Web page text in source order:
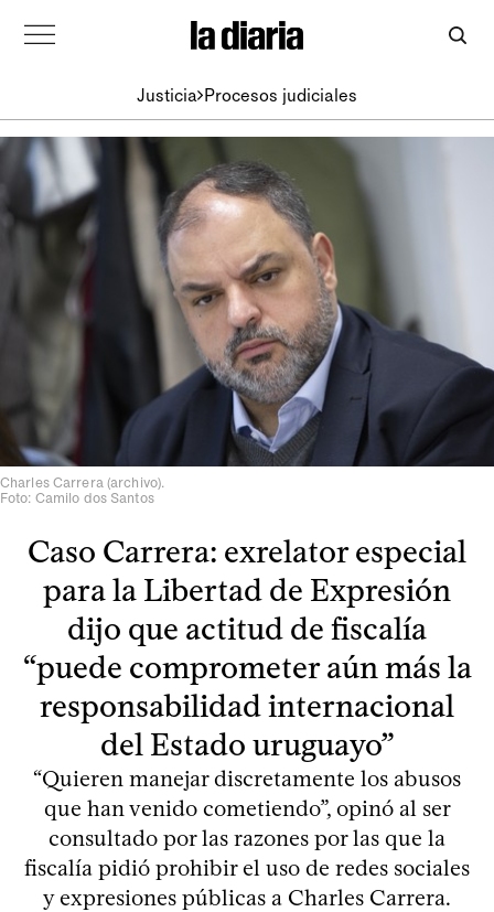
Justicia Procesos judiciales
Charles Carrera (archivo).
Foto: Camilo dos Santos
Caso Carrera: exrelator especial
para la Libertad de Expresión
dijo que actitud de fiscalía
“puede comprometer aún más la
responsabilidad internacional
del Estado uruguayo”
“Quieren manejar discretamente los abusos
que han venido cometiendo”, opinó al ser
consultado por las razones por las que la
fiscalía pidió prohibir el uso de redes sociales
y expresiones públicas a Charles Carrera.